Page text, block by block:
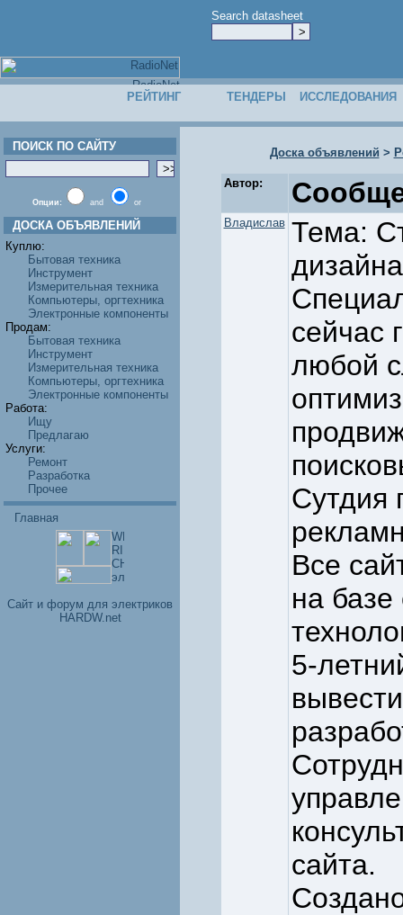
Search datasheet
РЕЙТИНГ ТЕНДЕРЫ ИССЛЕДОВАНИЯ
ПОИСК ПО САЙТУ
Опции: and or
ДОСКА ОБЪЯВЛЕНИЙ
Куплю:
Бытовая техника
Инструмент
Измерительная техника
Компьютеры, оргтехника
Электронные компоненты
Продам:
Бытовая техника
Инструмент
Измерительная техника
Компьютеры, оргтехника
Электронные компоненты
Работа:
Ищу
Предлагаю
Услуги:
Ремонт
Разработка
Прочее
Главная
Cайт и форум для электриков
HARDW.net
Доска объявлений >
Автор:
Владислав Тема:
сейчас
любой
Сутдия
Все
на
5-
сайта.